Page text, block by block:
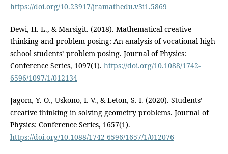
https://doi.org/10.23917/jramathedu.v3i1.5869
Dewi, H. L., & Marsigit. (2018). Mathematical creative
thinking and problem posing: An analysis of vocational high
school students’ problem posing. Journal of Physics:
Conference Series, 1097(1). https://doi.org/10.1088/1742-
6596/1097/1/012134
Jagom, Y. O., Uskono, I. V., & Leton, S. I. (2020). Students’
creative thinking in solving geometry problems. Journal of
Physics: Conference Series, 1657(1).
https://doi.org/10.1088/1742-6596/1657/1/012076